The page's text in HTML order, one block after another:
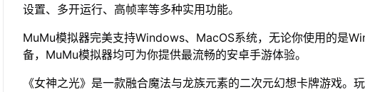
设置、多开运行、高帧率等多种实用功能。
MuMu模拟器完美支持Windows、MacOS系统，无论你使用的是
备，MuMu模拟器均可为你提供最流畅的安卓手游体验。
《女神之光》是一款融合魔法与龙族元素的二次元幻想卡牌游戏。